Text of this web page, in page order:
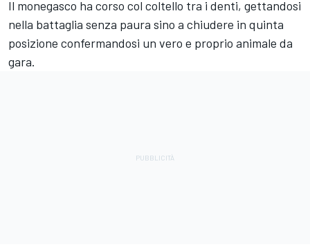
Il monegasco ha corso col coltello tra i denti, gettandosi
nella battaglia senza paura sino a chiudere in quinta
posizione confermandosi un vero e proprio animale da
gara.